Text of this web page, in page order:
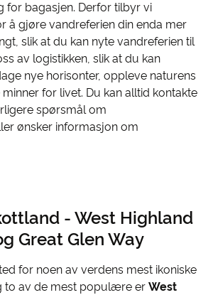
for bagasjen. Derfor tilbyr vi
å gjøre vandreferien din enda mer
slik at du kan nyte vandreferien til
av logistikken, slik at du kan
nye horisonter, oppleve naturens
for livet. Du kan alltid kontakte
spørsmål om
ønsker informasjon om
- West Highland
Great Glen Way
for noen av verdens mest ikoniske
to av de mest populære er West